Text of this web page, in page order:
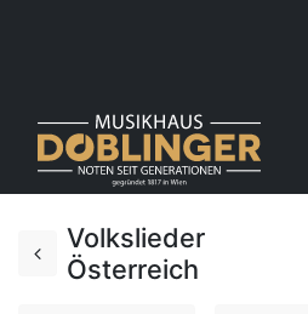
Volkslieder
Österreich